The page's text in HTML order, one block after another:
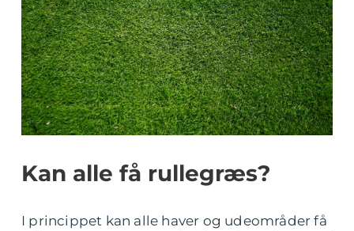
Kan alle få rullegræs?
I princippet kan alle haver og udeområder få